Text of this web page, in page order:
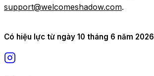
support@welcomeshadow.com.
Có hiệu lực từ ngày 10 tháng 6 năm 2026